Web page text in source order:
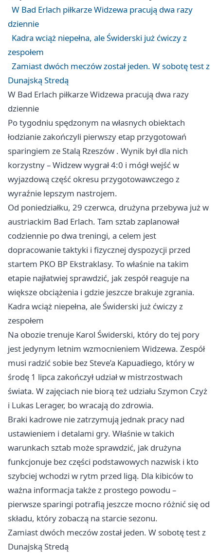
W Bad Erlach piłkarze Widzewa pracują dwa razy
dziennie
Kadra wciąż niepełna, ale Świderski już ćwiczy z
zespołem
Zamiast dwóch meczów został jeden. W sobotę test z
Dunajską Stredą
W Bad Erlach piłkarze Widzewa pracują dwa razy
dziennie
Po tygodniu spędzonym na własnych obiektach
łodzianie zakończyli pierwszy etap przygotowań
sparingiem ze Stalą Rzeszów . Wynik był dla nich
korzystny – Widzew wygrał 4:0 i mógł wejść w
wyjazdową część okresu przygotowawczego z
wyraźnie lepszym nastrojem.
Od poniedziałku, 29 czerwca, drużyna przebywa już w
austriackim Bad Erlach. Tam sztab zaplanował
codziennie po dwa treningi, a celem jest
dopracowanie taktyki i fizycznej dyspozycji przed
startem PKO BP Ekstraklasy. To właśnie na takim
etapie najłatwiej sprawdzić, jak zespół reaguje na
większe obciążenia i gdzie jeszcze brakuje zgrania.
Kadra wciąż niepełna, ale Świderski już ćwiczy z
zespołem
Na obozie trenuje Karol Świderski, który do tej pory
jest jedynym letnim wzmocnieniem Widzewa. Zespół
musi radzić sobie bez Steve’a Kapuadiego, który w
środę 1 lipca zakończył udział w mistrzostwach
świata. W zajęciach nie biorą też udziału Szymon Czyż
i Lukas Lerager, bo wracają do zdrowia.
Braki kadrowe nie zatrzymują jednak pracy nad
ustawieniem i detalami gry. Właśnie w takich
warunkach sztab może sprawdzić, jak drużyna
funkcjonuje bez części podstawowych nazwisk i kto
szybciej wchodzi w rytm przed ligą. Dla kibiców to
ważna informacja także z prostego powodu –
pierwsze sparingi potrafią jeszcze mocno różnić się od
składu, który zobaczą na starcie sezonu.
Zamiast dwóch meczów został jeden. W sobotę test z
Dunajską Stredą